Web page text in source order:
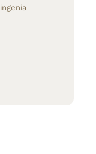
ingenia